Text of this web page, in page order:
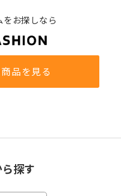
をお探しなら
品を見る
探す